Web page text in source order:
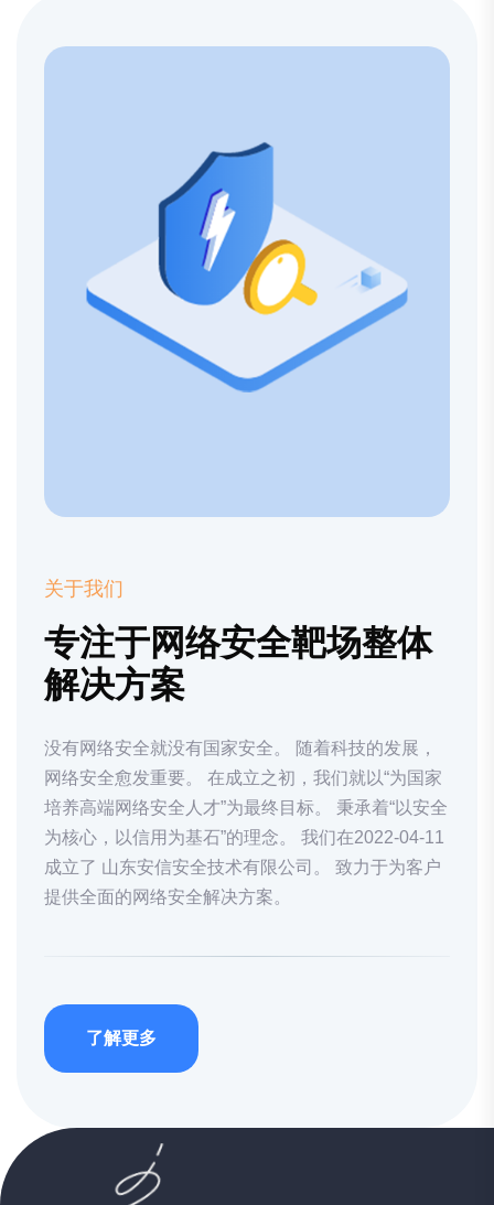
关于我们
专注于网络安全靶场整体
解决方案
没有网络安全就没有国家安全。 随着科技的发展，
网络安全愈发重要。 在成立之初，我们就以“为国家
培养高端网络安全人才”为最终目标。 秉承着“以安全
为核心，以信用为基石”的理念。 我们在2022-04-11
成立了 山东安信安全技术有限公司。 致力于为客户
提供全面的网络安全解决方案。
了解更多